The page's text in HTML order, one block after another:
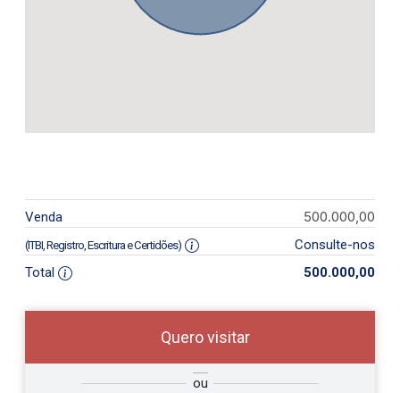
Venda 500.000,00
(ITBI, Registro, Escritura e Certidões)
Consulte-nos
Total
500.000,00
Quero visitar
ou
Qual o melhor dia e horário para